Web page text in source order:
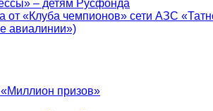
– детям Русфонда
от «Клуба чемпионов» сети АЗС
авиалинии»)
призов»